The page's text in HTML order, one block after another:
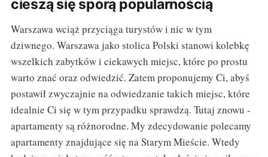
cieszą się sporą popularnością
Warszawa wciąż przyciąga turystów i nic w tym
dziwnego. Warszawa jako stolica Polski stanowi kolebkę
wszelkich zabytków i ciekawych miejsc, które po prostu
warto znać oraz odwiedzić. Zatem proponujemy Ci, abyś
postawił zwyczajnie na odwiedzanie takich miejsc, które
idealnie Ci się w tym przypadku sprawdzą. Tutaj znowu -
apartamenty są różnorodne. My zdecydowanie polecamy
apartamenty znajdujące się na Starym Mieście. Wtedy